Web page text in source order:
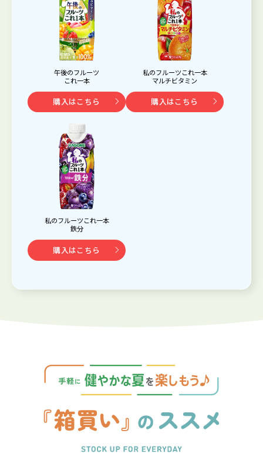
午後のフルーツ
これ一本
購入はこちら
私のフルーツこれ一本
マルチビタミン
購入はこちら
私のフルーツこれ一本
鉄分
購入はこちら